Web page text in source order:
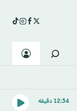
12:34 دقيقه